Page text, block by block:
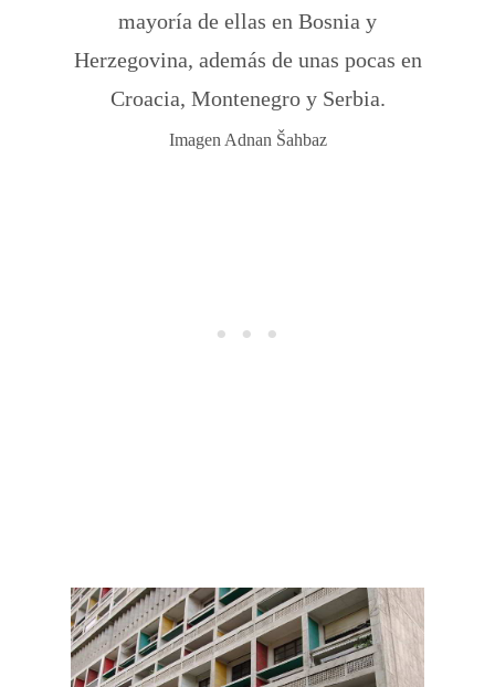
mayoría de ellas en Bosnia y
Herzegovina, además de unas pocas en
Croacia, Montenegro y Serbia.
Imagen Adnan Šahbaz